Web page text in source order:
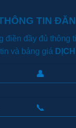
TIN
điền đầy đủ thông
và bảng giá
👤
📞